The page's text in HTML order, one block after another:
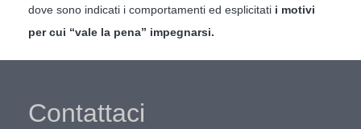
dove sono indicati i comportamenti ed esplicitati i motivi
per cui “vale la pena” impegnarsi.
Contattaci